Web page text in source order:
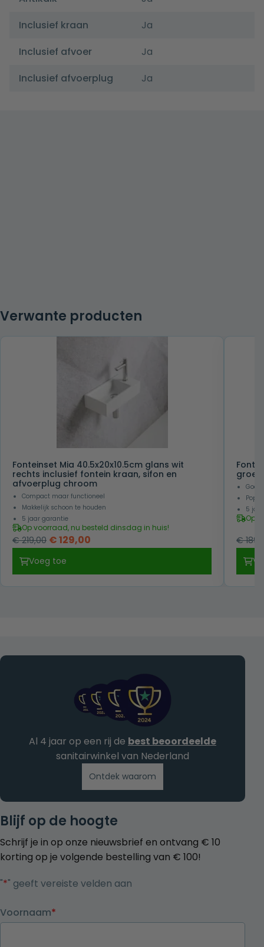
Inclusief kraan
Ja
Inclusief afvoer
Ja
Inclusief afvoerplug
Ja
Verwante producten
Fonteinset Mia 40.5x20x10.5cm glans wit
rechts inclusief fontein kraan, sifon en
afvoerplug chroom
Compact maar functioneel
Makkelijk schoon te houden
5 jaar garantie
Op voorraad, nu besteld dinsdag in huis!
€219,00 Oorspronkelijke
was:
€ 219,00.
€129,00
€ 129,00.
Voeg toe
groen
5
Op
€
Blijf op de hoogte
Schrijf je in op onze nieuwsbrief en ontvang € 10
korting op je volgende bestelling van € 100!
"*" geeft vereiste velden aan
Voornaam*
Al 4 jaar op een rij de best beoordeelde
sanitairwinkel van Nederland
Ontdek waarom